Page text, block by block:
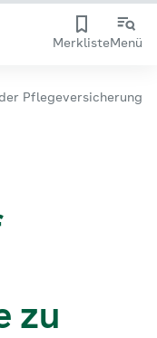
MerklisteMenü
Pflegeversicherung
zu